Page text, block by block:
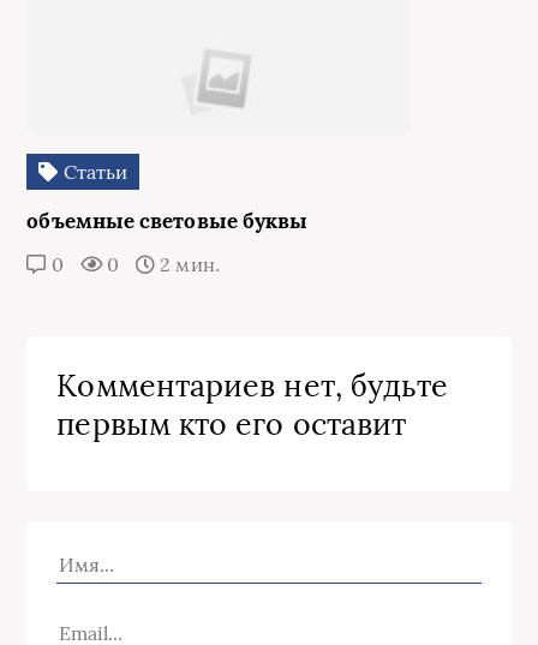
Статьи
объемные световые буквы
0 0 2 мин.
Комментариев нет, будьте
первым кто его оставит